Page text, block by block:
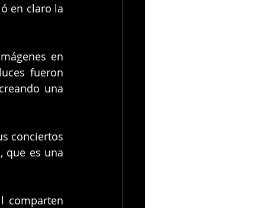
en claro la
en
fueron
una
conciertos
que es una
comparten